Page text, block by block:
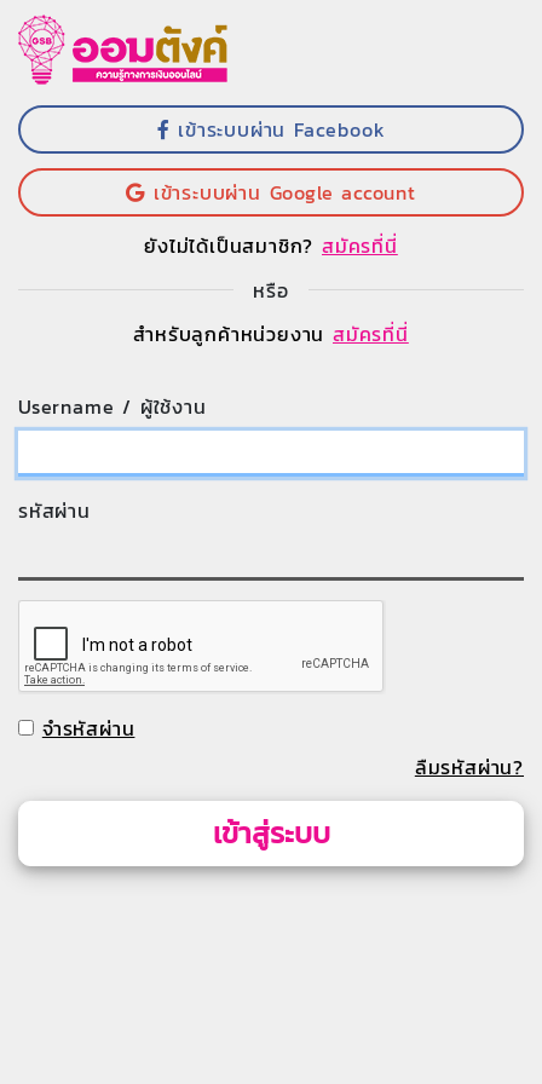
เข้าระบบผ่าน Facebook
เข้าระบบผ่าน Google account
ยังไม่ได้เป็นสมาชิก? สมัครที่นี่
หรือ
สำหรับลูกค้าหน่วยงาน สมัครที่นี่
Username / ผู้ใช้งาน
รหัสผ่าน
จำรหัสผ่าน
ลืมรหัสผ่าน?
เข้าสู่ระบบ